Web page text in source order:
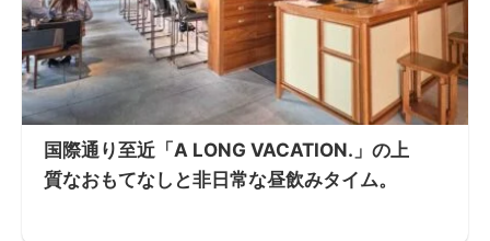
国際通り至近「A LONG VACATION.」の上
質なおもてなしと非日常な昼飲みタイム。